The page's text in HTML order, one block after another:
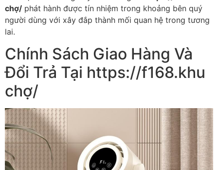
chợ/ phát hành được tín nhiệm trong khoảng bên quý
người dùng với xây đắp thành mối quan hệ trong tương
lai.
Chính Sách Giao Hàng Và
Đổi Trả Tại https://f168.khu
chợ/